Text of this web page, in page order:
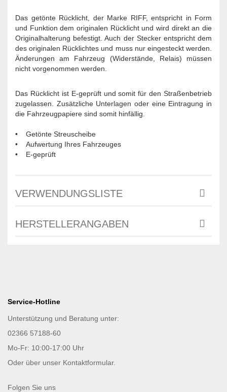
Das getönte Rücklicht, der Marke RIFF, entspricht in Form
und Funktion dem originalen Rücklicht und wird direkt an die
Originalhalterung befestigt. Auch der Stecker entspricht dem
des originalen Rücklichtes und muss nur eingesteckt werden.
Änderungen am Fahrzeug (Widerstände, Relais) müssen
nicht vorgenommen werden.
Das Rücklicht ist E-geprüft und somit für den Straßenbetrieb
zugelassen. Zusätzliche Unterlagen oder eine Eintragung in
die Fahrzeugpapiere sind somit hinfällig.
• Getönte Streuscheibe
• Aufwertung Ihres Fahrzeuges
• E-geprüft
VERWENDUNGSLISTE
HERSTELLERANGABEN
Service-Hotline
Unterstützung und Beratung unter:
02366 57188-60
Mo-Fr: 10:00-17:00 Uhr
Oder über unser Kontaktformular.
Folgen Sie uns